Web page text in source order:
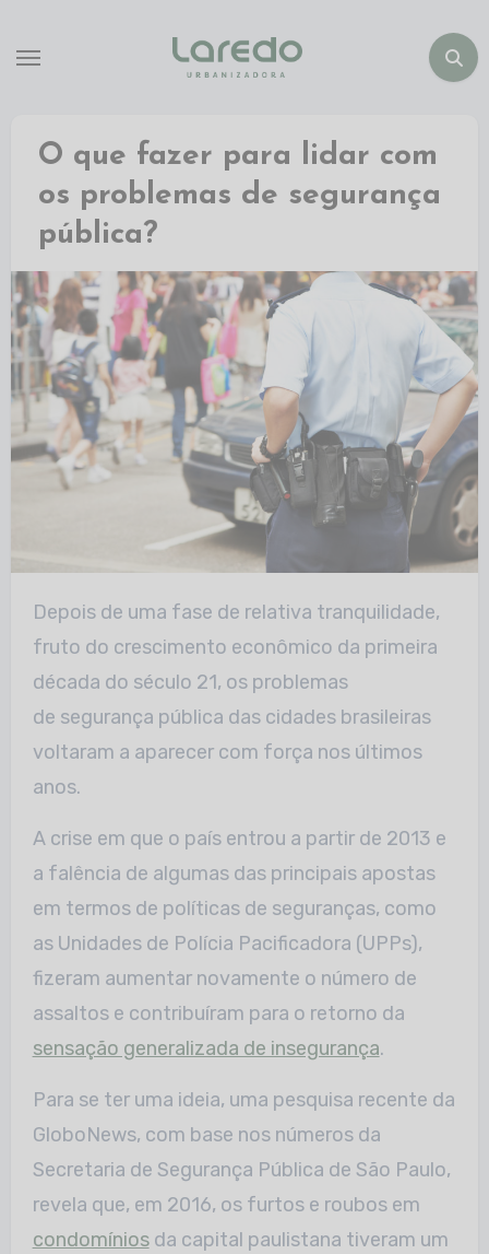
O que fazer para lidar com
os problemas de segurança
pública?
Depois de uma fase de relativa tranquilidade,
fruto do crescimento econômico da primeira
década do século 21, os problemas
de segurança pública das cidades brasileiras
voltaram a aparecer com força nos últimos
anos.
A crise em que o país entrou a partir de 2013 e
a falência de algumas das principais apostas
em termos de políticas de seguranças, como
as Unidades de Polícia Pacificadora (UPPs),
fizeram aumentar novamente o número de
assaltos e contribuíram para o retorno da
sensação generalizada de insegurança.
Para se ter uma ideia, uma pesquisa recente da
GloboNews, com base nos números da
Secretaria de Segurança Pública de São Paulo,
revela que, em 2016, os furtos e roubos em
condomíniosda capital paulistana tiveram um